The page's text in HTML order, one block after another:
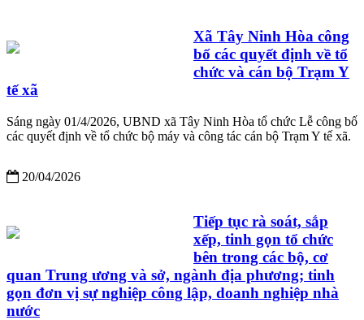
Xã Tây Ninh Hòa công
bố các quyết định về tổ
chức và cán bộ Trạm Y
tế xã
Sáng ngày 01/4/2026, UBND xã Tây Ninh Hòa tổ chức Lễ công bố
các quyết định về tổ chức bộ máy và công tác cán bộ Trạm Y tế xã.
20/04/2026
Tiếp tục rà soát, sắp
xếp, tinh gọn tổ chức
bên trong các bộ, cơ
quan Trung ương và sở, ngành địa phương; tinh
gọn đơn vị sự nghiệp công lập, doanh nghiệp nhà
nước